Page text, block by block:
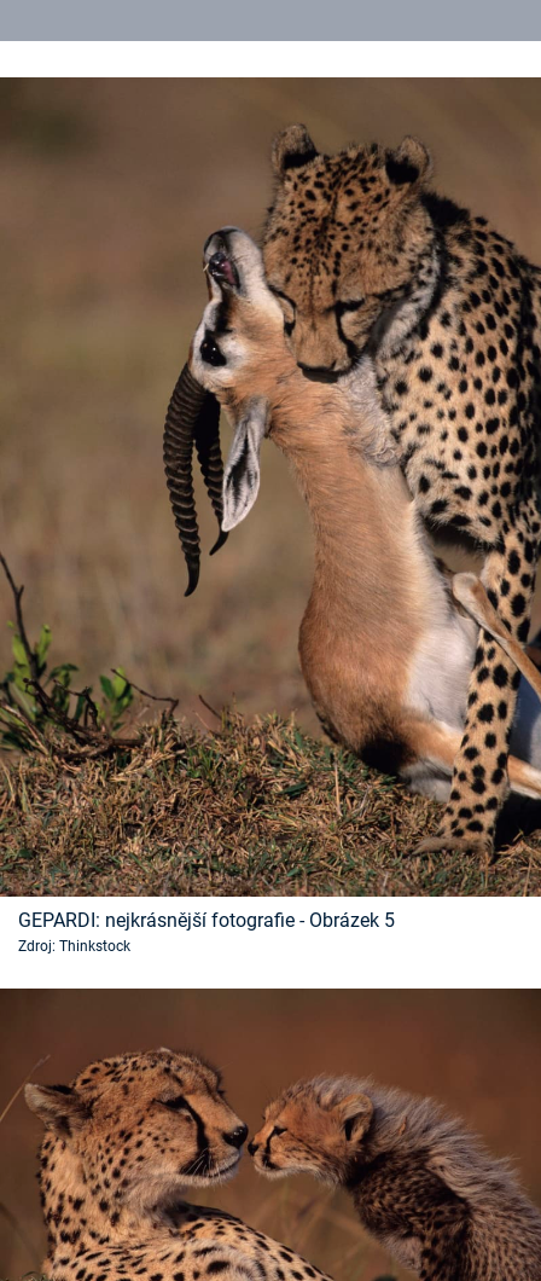
GEPARDI: nejkrásnější fotografie - Obrázek 5
Zdroj: Thinkstock